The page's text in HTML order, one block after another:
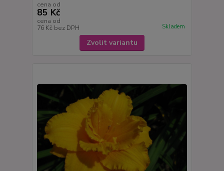
cena od
85 Kč
cena od
76 Kč bez DPH Skladem
Zvolit variantu